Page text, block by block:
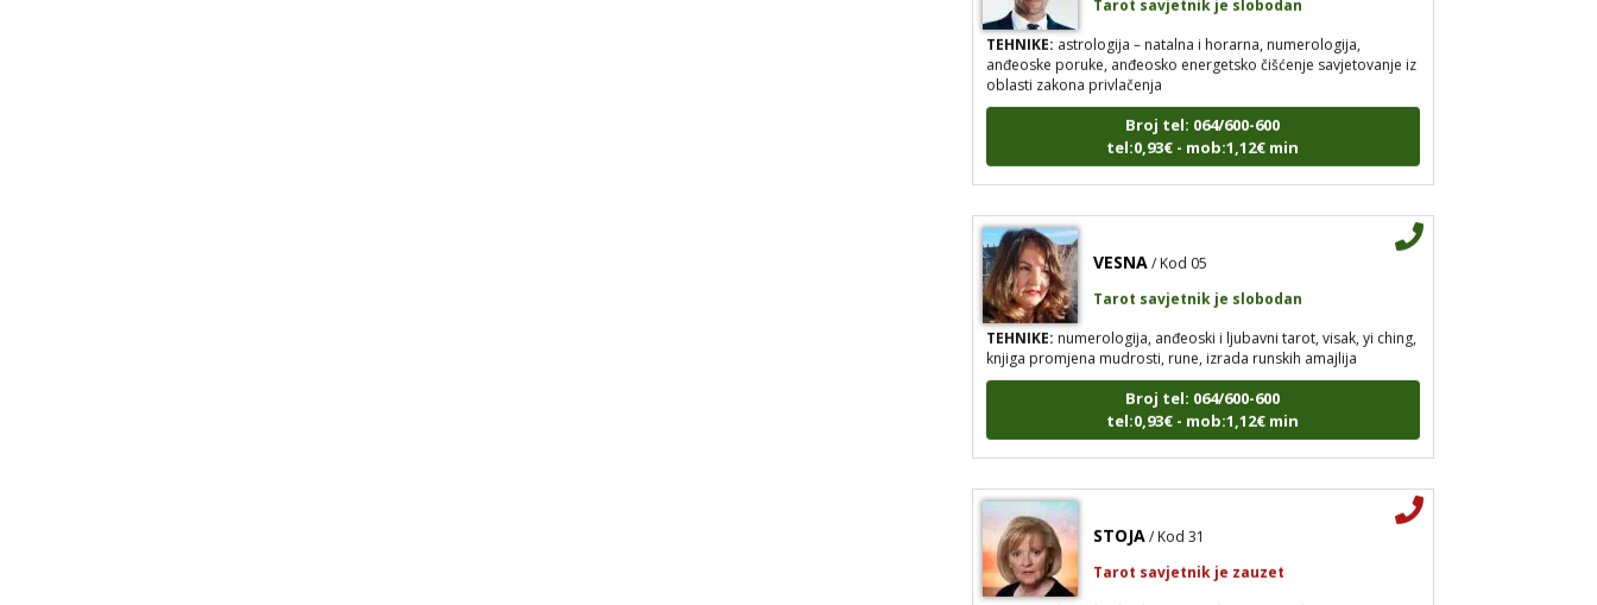
TEHNIKE:astrologija – natalna i horarna, numerologija,
anđeoske poruke, anđeosko energetsko čišćenje savjetovanje iz
oblasti zakona privlačenja
Broj tel: 064/600-600
tel:0,93€ - mob:1,12€ min
TEHNIKE:numerologija, anđeoski i ljubavni tarot, visak, yi ching,
knjiga promjena mudrosti, rune, izrada runskih amajlija
Broj tel: 064/600-600
tel:0,93€ - mob:1,12€ min
TEHNIKE:kristalna kugla, tarot, vidovitost, visak